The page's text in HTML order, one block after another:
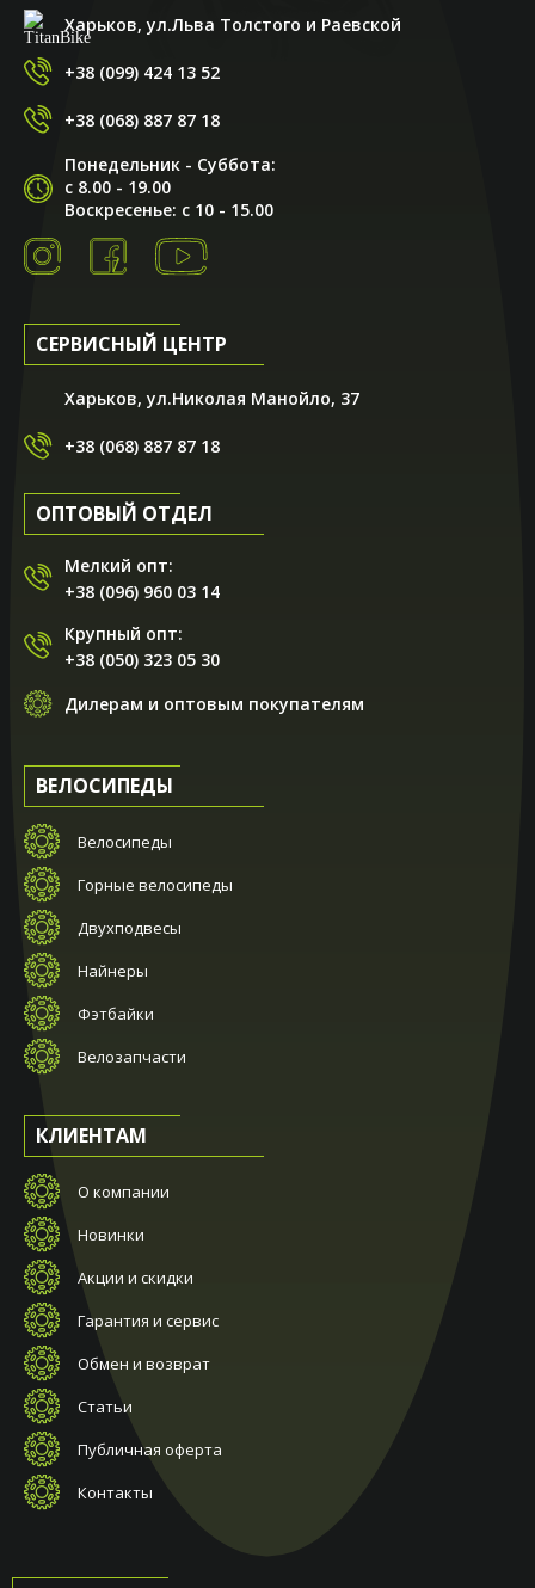
Харьков, ул.Льва Толстого и Раевской
+38 (099) 424 13 52
+38 (068) 887 87 18
Понедельник - Суббота:
с 8.00 - 19.00
Воскресенье: с 10 - 15.00
СЕРВИСНЫЙ ЦЕНТР
Харьков, ул.Николая Манойло, 37
+38 (068) 887 87 18
ОПТОВЫЙ ОТДЕЛ
Мелкий опт:
+38 (096) 960 03 14
Крупный опт:
+38 (050) 323 05 30
Дилерам и оптовым покупателям
ВЕЛОСИПЕДЫ
Велосипеды
Горные велосипеды
Двухподвесы
Найнеры
Фэтбайки
Велозапчасти
КЛИЕНТАМ
О компании
Новинки
Акции и скидки
Гарантия и сервис
Обмен и возврат
Статьи
Публичная оферта
Контакты